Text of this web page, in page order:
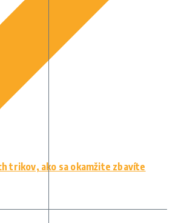
trikov, ako sa okamžite zbavíte